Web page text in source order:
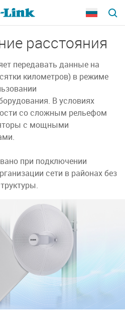
расстояния
передавать данные на
километров) в режиме
В условиях
со сложным рельефом
с мощными
при подключении
сети в районах без